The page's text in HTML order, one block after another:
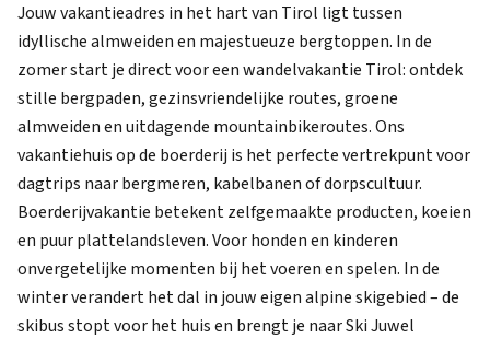
Jouw vakantieadres in het hart van Tirol ligt tussen
idyllische almweiden en majestueuze bergtoppen. In de
zomer start je direct voor een wandelvakantie Tirol: ontdek
stille bergpaden, gezinsvriendelijke routes, groene
almweiden en uitdagende mountainbikeroutes. Ons
vakantiehuis op de boerderij is het perfecte vertrekpunt voor
dagtrips naar bergmeren, kabelbanen of dorpscultuur.
Boerderijvakantie betekent zelfgemaakte producten, koeien
en puur plattelandsleven. Voor honden en kinderen
onvergetelijke momenten bij het voeren en spelen. In de
winter verandert het dal in jouw eigen alpine skigebied – de
skibus stopt voor het huis en brengt je naar Ski Juwel